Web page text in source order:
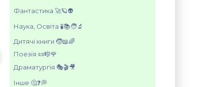
Фантастика 🚀🪐👽
Наука, Освіта 🧪📚🧑‍🔬
Дитячі книги 🧒📖🌈
Поезія 📜🎼🌹
Драматургія 🎭🎬🎥
Інше 🤔❓💭